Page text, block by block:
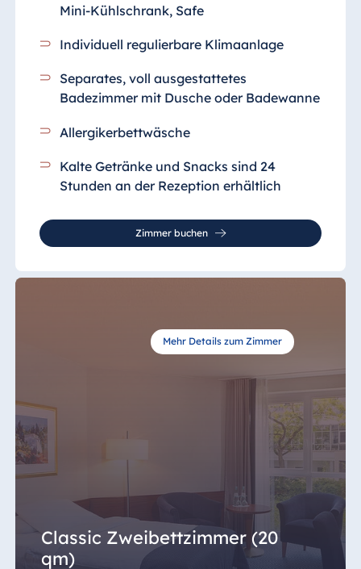
Mini-Kühlschrank, Safe
Individuell regulierbare Klimaanlage
Separates, voll ausgestattetes
Badezimmer mit Dusche oder Badewanne
Allergikerbettwäsche
Kalte Getränke und Snacks sind 24
Stunden an der Rezeption erhältlich
Zimmer buchen
Mehr Details zum Zimmer
Classic Zweibettzimmer (20
qm)